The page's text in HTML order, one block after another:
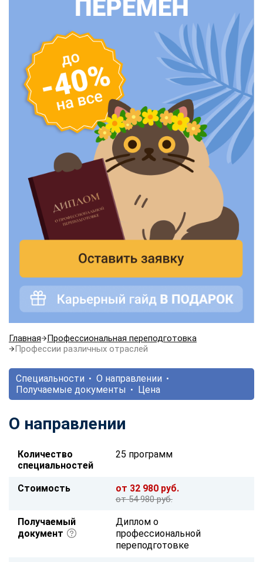
Главная
Профессиональная переподготовка
Профессии различных отраслей
Специальности
О направлении
Получаемые документы
Цена
О направлении
Количество
специальностей
25 программ
Стоимость от 32 980 руб.
от 54 980 руб.
Получаемый
документ
Диплом о
профессиональной
переподготовке